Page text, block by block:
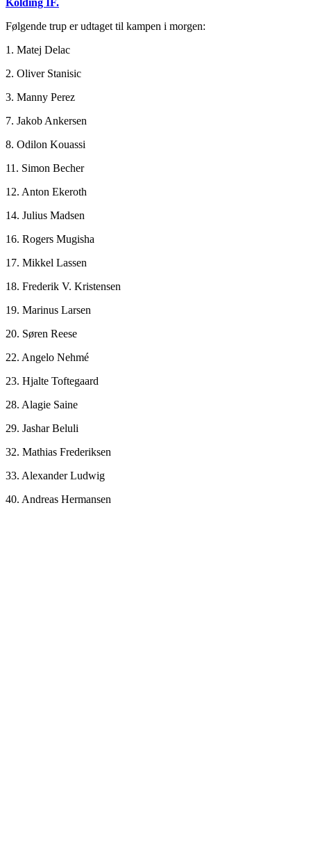
Kolding IF.
Følgende trup er udtaget til kampen i morgen:
1. Matej Delac
2. Oliver Stanisic
3. Manny Perez
7. Jakob Ankersen
8. Odilon Kouassi
11. Simon Becher
12. Anton Ekeroth
14. Julius Madsen
16. Rogers Mugisha
17. Mikkel Lassen
18. Frederik V. Kristensen
19. Marinus Larsen
20. Søren Reese
22. Angelo Nehmé
23. Hjalte Toftegaard
28. Alagie Saine
29. Jashar Beluli
32. Mathias Frederiksen
33. Alexander Ludwig
40. Andreas Hermansen